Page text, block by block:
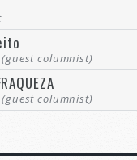
(guest columnist)
(guest columnist)